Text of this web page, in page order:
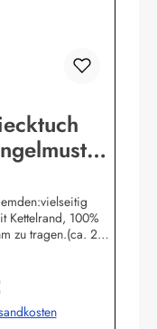
Kettelrand, 100%
zu tragen.(ca. 225
Str. 1226409